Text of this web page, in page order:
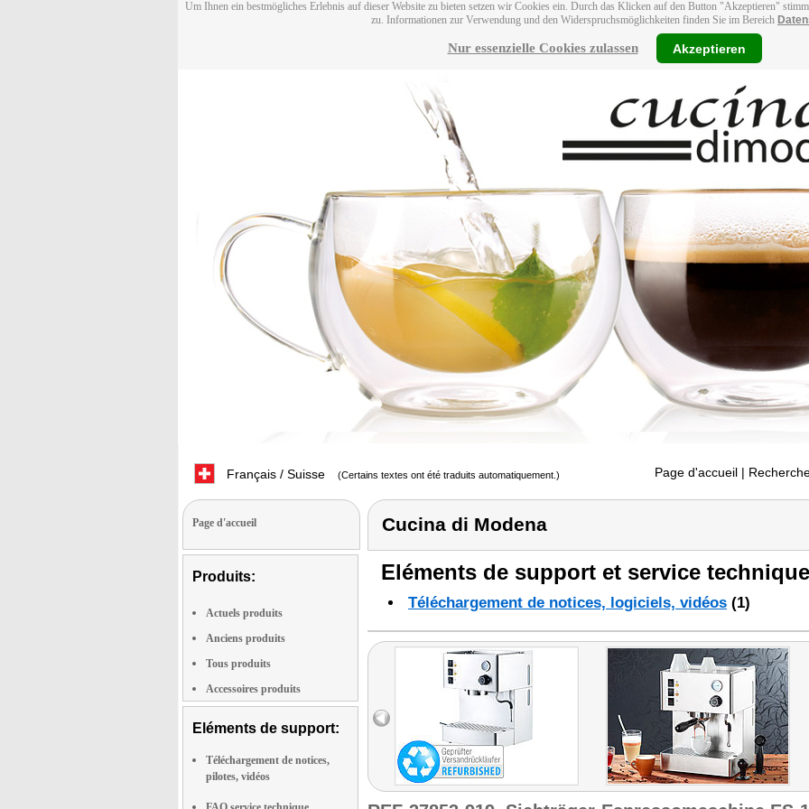
Um Ihnen ein bestmögliches Erlebnis auf dieser Website zu bieten setzen wir Cookies ein. Durch das Klicken auf den Button "Akzeptieren"
zu. Informationen zur Verwendung und den Widerspruchsmöglichkeiten finden Sie im Bereich
Nur essenzielle Cookies zulassen Akzeptieren
Français / Suisse (Certains textes ont été traduits automatiquement.) Page d'accueil |
Page d'accueil
Produits:
Actuels produits
Anciens produits
Tous produits
Accessoires produits
Eléments de support:
Téléchargement de notices,
pilotes, vidéos
Cucina di Modena
Eléments de support et service
Téléchargement de notices, logiciels, vidéos (1)